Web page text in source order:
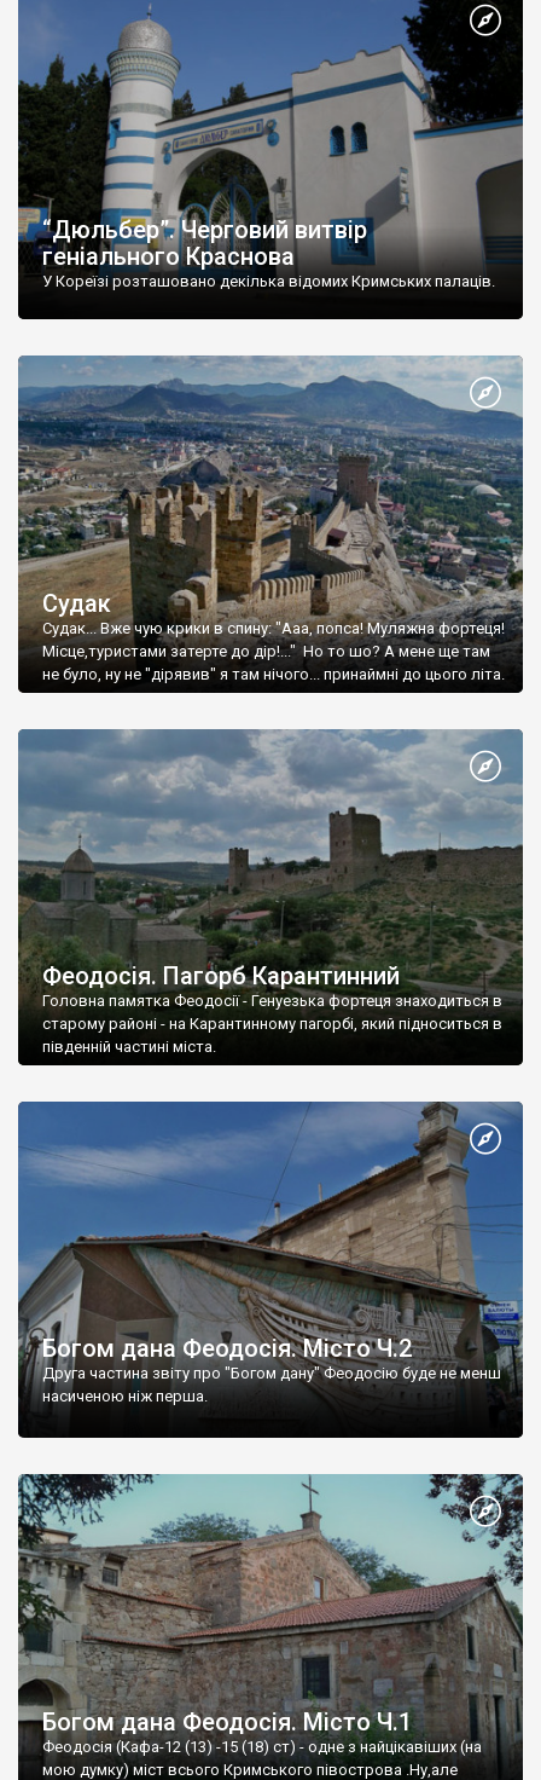
“Дюльбер”. Черговий витвір
геніального Краснова
У Кореїзі розташовано декілька відомих Кримських палаців.
Судак
Судак... Вже чую крики в спину: "Ааа, попса! Муляжна фортеця!
Місце,туристами затерте до дір!..." Но то шо? А мене ще там
не було, ну не "дірявив" я там нічого... принаймні до цього літа.
Феодосія. Пагорб Карантинний
Головна памятка Феодосії - Генуезька фортеця знаходиться в
старому районі - на Карантинному пагорбі, який підноситься в
південній частині міста.
Богом дана Феодосія. Місто Ч.2
Друга частина звіту про "Богом дану" Феодосію буде не менш
насиченою ніж перша.
Богом дана Феодосія. Місто Ч.1
Феодосія (Кафа-12 (13) -15 (18) ст) - одне з найцікавіших (на
мою думку) міст всього Кримського півострова .Ну,але